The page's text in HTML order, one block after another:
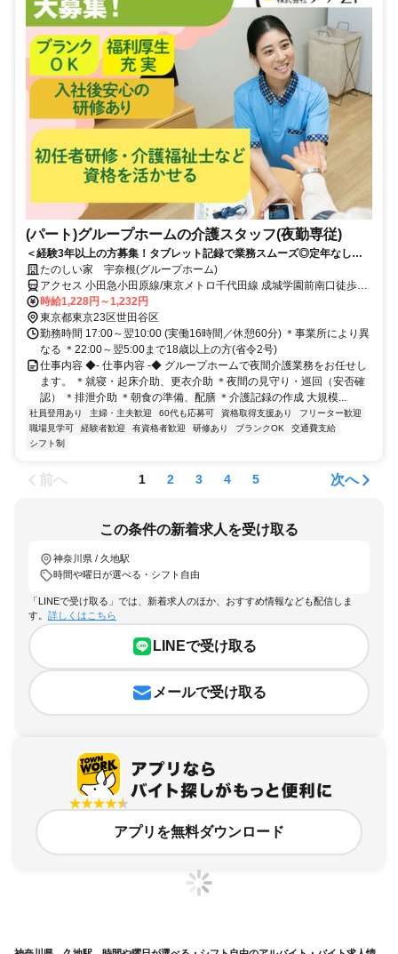
(パート)グループホームの介護スタッフ(夜勤専従)
＜経験3年以上の方募集！タブレット記録で業務スムーズ◎定年なしで
長く稼げる夜勤専従＞「経験を活かして、効率よく高収入を得たい」 そ
んなあなたに最適なお仕事です。週1回から、無理なくしっかり稼ぎま
せんか？
たのしい家 宇奈根(グループホーム)
アクセス 小田急小田原線/東京メトロ千代田線 成城学園前南口徒歩約
30分、東急大井町線 二子玉川西口徒歩約31分、東急田園都市線 二子
玉川西口徒歩約31分 東急バス「宇奈根ハンカチ公園」から徒歩約2分
時給1,228円～1,232円
東京都東京23区世田谷区
勤務時間 17:00～翌10:00 (実働16時間／休憩60分) ＊事業所により異
なる ＊22:00～翌5:00まで18歳以上の方(省令2号)
仕事内容 ◆- 仕事内容 -◆ グループホームで夜間介護業務をお任せし
ます。 ＊就寝・起床介助、更衣介助 ＊夜間の見守り・巡回（安否確
認） ＊排泄介助 ＊朝食の準備、配膳 ＊介護記録の作成 大規模...
社員登用あり 主婦・主夫歓迎 60代も応募可 資格取得支援あり
フリーター歓迎
職場見学可
経験者歓迎 有資格者歓迎 研修あり ブランクOK
交通費支給
シフト制
前へ 1 2 3 4 5 次へ
この条件の新着求人を受け取る
神奈川県 / 久地駅
時間や曜日が選べる・シフト自由
「LINEで受け取る」では、新着求人のほか、おすすめ情報なども配信しま
す。 詳しくはこちら
LINEで受け取る
メールで受け取る
アプリを無料ダウンロード